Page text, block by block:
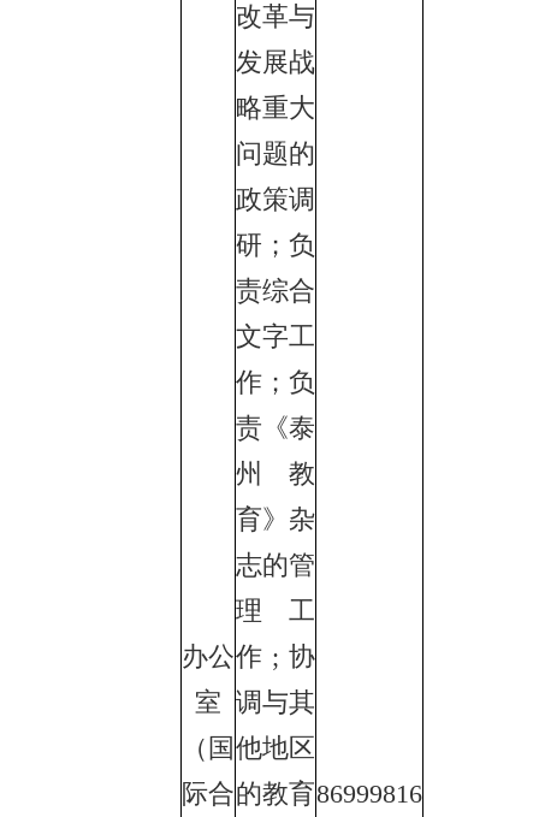
办公
室
（国
际合
改革与
发展战
略重大
问题的
政策调
研；负
责综合
文字工
作；负
责《泰
州教
育》杂
志的管
理工
作;协
调与其
他地区
的教育86999816